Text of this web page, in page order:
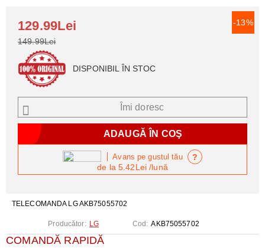
TELECOMANDA LG AKB75055702
Producător: LG Cod: AKB75055702
COMANDĂ RAPIDĂ
-13%
129.99Lei
149.99Lei
DISPONIBIL ÎN STOC
Îmi doresc
de la 5.42Lei/lună
Avans pe gustul tău ?